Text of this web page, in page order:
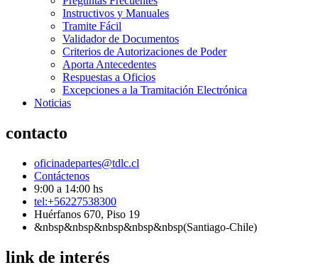
Instructivos y Manuales
Tramite Fácil
Validador de Documentos
Criterios de Autorizaciones de Poder
Aporta Antecedentes
Respuestas a Oficios
Excepciones a la Tramitación Electrónica
Noticias
contacto
oficinadepartes@tdlc.cl
Contáctenos
9:00 a 14:00 hs
tel:+56227538300
Huérfanos 670, Piso 19
&nbsp&nbsp&nbsp&nbsp&nbsp(Santiago-Chile)
link de interés